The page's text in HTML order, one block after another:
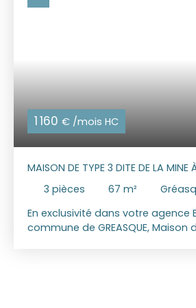
1 160 € /mois HC
MAISON DE TYPE 3 DITE DE LA MINE
3 pièces 67 m²
En exclusivité dans votre agence
commune de GREASQUE, Maison